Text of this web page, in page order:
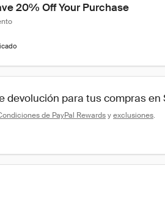
20% Off Your Purchase
devolución para tus compras en
de PayPal Rewards y exclusiones.